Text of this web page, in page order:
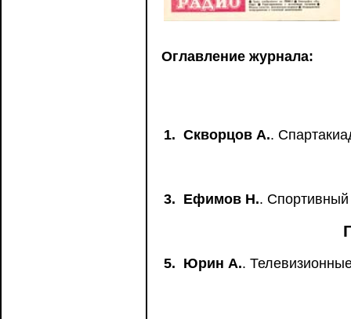
Оглавление журнала:
1. Скворцов А..
3. Ефимов Н.. Спортивный
5. Юрин А..